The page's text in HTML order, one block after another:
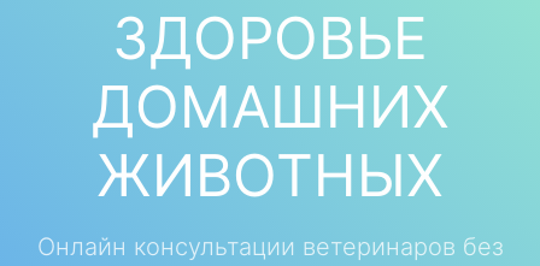
ЗДОРОВЬЕ
ДОМАШНИХ
ЖИВОТНЫХ
Онлайн консультации ветеринаров без